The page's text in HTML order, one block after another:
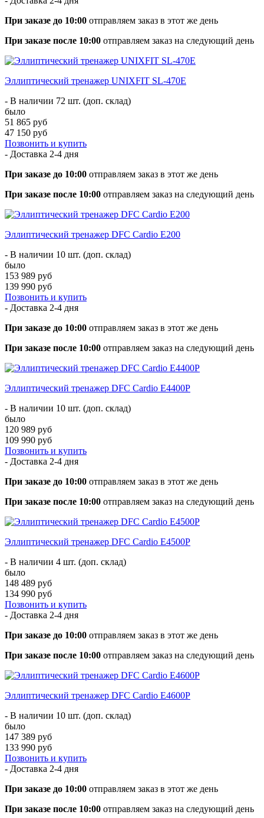
При заказе до 10:00 отправляем заказ в этот же день
При заказе после 10:00 отправляем заказ на следующий день
Эллиптический тренажер UNIXFIT SL-470E
- В наличии 72 шт. (доп. склад)
было
51 865 руб
47 150 руб
Позвонить и купить
- Доставка 2-4 дня
При заказе до 10:00 отправляем заказ в этот же день
При заказе после 10:00 отправляем заказ на следующий день
Эллиптический тренажер DFC Cardio E200
- В наличии 10 шт. (доп. склад)
было
153 989 руб
139 990 руб
Позвонить и купить
- Доставка 2-4 дня
При заказе до 10:00 отправляем заказ в этот же день
При заказе после 10:00 отправляем заказ на следующий день
Эллиптический тренажер DFC Cardio E4400P
- В наличии 10 шт. (доп. склад)
было
120 989 руб
109 990 руб
Позвонить и купить
- Доставка 2-4 дня
При заказе до 10:00 отправляем заказ в этот же день
При заказе после 10:00 отправляем заказ на следующий день
Эллиптический тренажер DFC Cardio E4500P
- В наличии 4 шт. (доп. склад)
было
148 489 руб
134 990 руб
Позвонить и купить
- Доставка 2-4 дня
При заказе до 10:00 отправляем заказ в этот же день
При заказе после 10:00 отправляем заказ на следующий день
Эллиптический тренажер DFC Cardio E4600P
- В наличии 10 шт. (доп. склад)
было
147 389 руб
133 990 руб
Позвонить и купить
- Доставка 2-4 дня
При заказе до 10:00 отправляем заказ в этот же день
При заказе после 10:00 отправляем заказ на следующий день